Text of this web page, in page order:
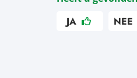
JA NEE